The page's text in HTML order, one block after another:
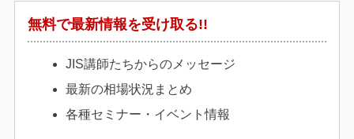
無料で最新情報を受け取る!!
JIS講師たちからのメッセージ
最新の相場状況まとめ
各種セミナー・イベント情報